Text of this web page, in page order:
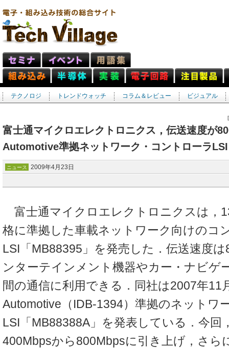
テクノロジ トレンドウォッチ コラム＆レビュー ビジュアル
富士通マイクロエレクトロニクス，伝送速度が
Automotive準拠ネットワーク・コントローラ
ニュース 2009年4月23日
富士通マイクロエレクトロニクスは，
格に準拠した車載ネットワーク向けのコ
LSI「MB88395」を発売した．伝送速度
ンターテインメント機器やカー・ナビゲ
間の通信に利用できる．同社は2007年11
Automotive（IDB-1394）準拠のネットワ
LSI「MB88388A」を発表している．今回
400Mbpsから800Mbpsに引き上げ，さら